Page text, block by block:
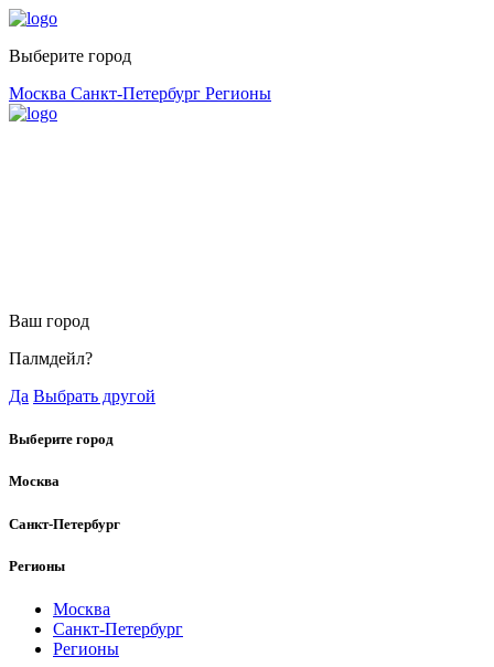
Выберите город
Москва Санкт-Петербург Регионы
Ваш город
Палмдейл?
Да Выбрать другой
Выберите город
Москва
Санкт-Петербург
Регионы
Москва
Санкт-Петербург
Регионы